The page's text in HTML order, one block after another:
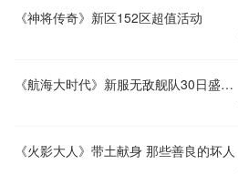
《神将传奇》新区152区超值活动
《航海大时代》新服无敌舰队30日盛大开启
《火影大人》带土献身 那些善良的坏人